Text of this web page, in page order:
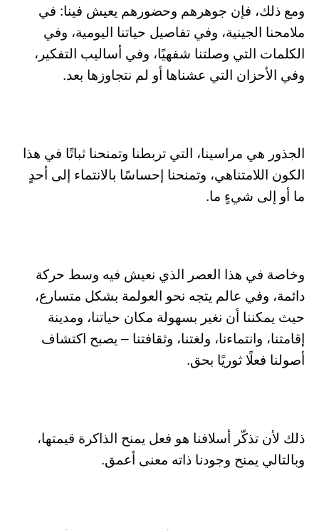
ومع ذلك، فإن جوهرهم وحضورهم يعيش فينا: في
ملامحنا الجينية، وفي تفاصيل حياتنا اليومية، وفي
الكلمات التي وصلتنا شفهيًا، وفي أساليب التفكير،
وفي الأحزان التي عشناها أو لم نتجاوزها بعد.
الجذور هي مراسينا، التي تربطنا وتمنحنا ثباتًا في هذا
الكون اللامتناهي، وتمنحنا إحساسًا بالانتماء إلى أحدٍ
ما أو إلى شيءٍ ما.
وخاصة في هذا العصر الذي نعيش فيه وسط حركة
دائمة، وفي عالم يتجه نحو العولمة بشكل متسارع،
حيث يمكننا أن نغير بسهولة مكان حياتنا، ومدينة
إقامتنا، وانتماءنا، ولغتنا، وثقافتنا – يصبح اكتشاف
أصولنا فعلًا ثوريًا بحق.
ذلك لأن تذكّر أسلافنا هو فعل يمنح الذاكرة قيمتها،
وبالتالي يمنح وجودنا ذاته معنى أعمق.